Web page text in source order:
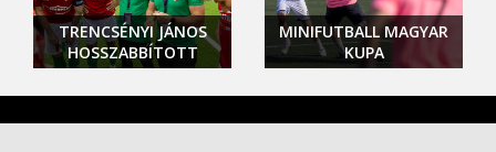
TRENCSÉNYI JÁNOS
HOSSZABBÍTOTT
MINIFUTBALL MAGYAR
KUPA